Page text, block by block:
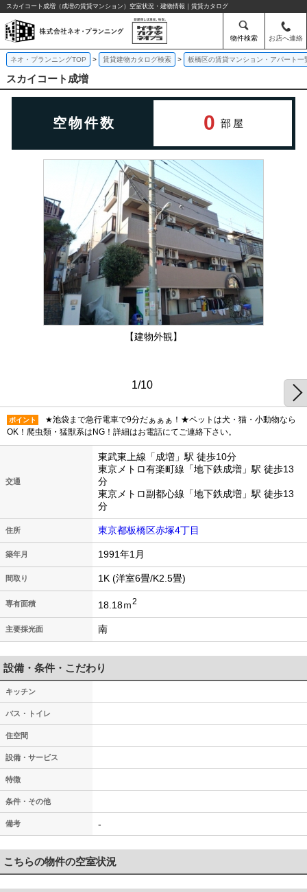
スカイコート成増（成増の賃貸マンション）空室状況・建物情報｜賃貸カタログ
物件検索 お店へ連絡
ネオ・プランニングTOP 賃貸建物カタログ検索 板橋区の賃貸マンション・アパート一
スカイコート成増
空物件数 0 部屋
【建物外観】
1/10
ポイント
★池袋まで急行電車で9分だぁぁぁ！★ペットは犬・猫・小動物なら
OK！爬虫類・猛獣系はNG！詳細はお電話にてご連絡下さい。
交通
東武東上線「成増」駅 徒歩10分
東京メトロ有楽町線「地下鉄成増」駅 徒歩13
分
東京メトロ副都心線「地下鉄成増」駅 徒歩13
分
住所 東京都板橋区赤塚4丁目
築年月 1991年1月
間取り 1K (洋室6畳/K2.5畳)
専有面積 18.18ｍ2
主要採光面 南
設備・条件・こだわり
キッチン
バス・トイレ
住空間
設備・サービス
特徴
条件・その他
備考 -
こちらの物件の空室状況